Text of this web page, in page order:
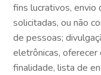
fins lucrativos, envio
solicitadas, ou não
de pessoas;
eletrônicas, oferecer
finalidade, lista de